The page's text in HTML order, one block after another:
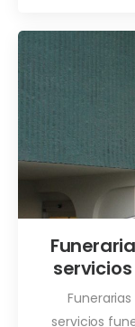
servicios